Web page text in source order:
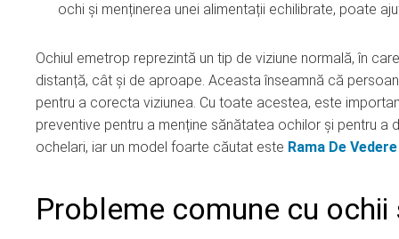
ochi și menținerea unei alimentații echilibrate, poate
Ochiul emetrop reprezintă un tip de viziune normală, în
distanță, cât și de aproape. Aceasta înseamnă că
pentru a corecta viziunea. Cu toate acestea, este
preventive pentru a menține sănătatea ochilor și pentru
ochelari, iar un model foarte căutat este Rama De
Probleme comune cu